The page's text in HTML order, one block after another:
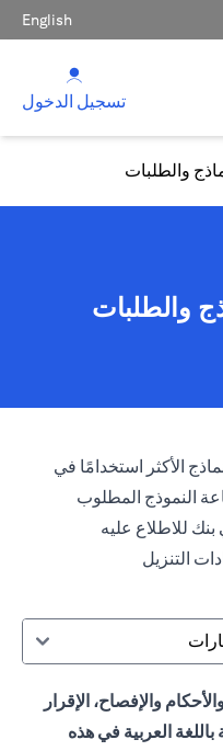
English
تسجيل الدخول
والطلبات
والطلبات
الأكثر استخدامًا في
النموذج المطلوب
للاطلاع عليه
التنزيل
والإفصاح، الإقرار
العربية في هذه